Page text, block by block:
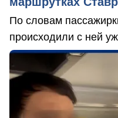
По словам
происходили с ней